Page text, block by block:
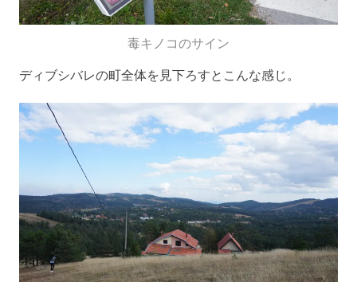
毒キノコのサイン
ディブシバレの町全体を見下ろすとこんな感じ。